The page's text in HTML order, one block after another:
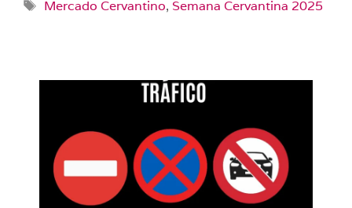
Mercado Cervantino, Semana Cervantina 2025